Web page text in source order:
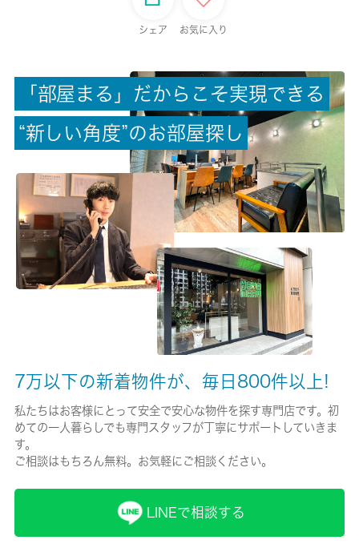
駐車場/料金
-/-
有/20000円
保険名/保険期間
-/2年
保証人代行
エポスＲｏｏｍ ＩＤ または いえらぶ 保証料：初回賃料
賃貸区分/契約期間
一般/2年
シェア お気に入り
「 部屋 ま る 」 だ か ら こ そ実現で き る
“新 し い角 度”のお部屋探 し
7万以下の新着物件が、毎日800件以上!
私たちはお客様にとって安全で安心な物件を探す専門店です。初
めての一人暮らしでも専門スタッフが丁寧にサポートしていきま
す。
ご相談はもちろん無料。お気軽にご相談ください。
LINEで相談する